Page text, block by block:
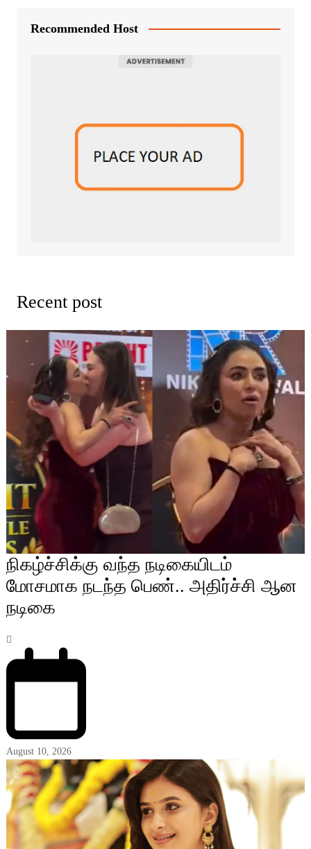
Recommended Host
Recent post
நிகழ்ச்சிக்கு வந்த நடிகையிடம்
மோசமாக நடந்த பெண்.. அதிர்ச்சி ஆன
நடிகை
August 10, 2026